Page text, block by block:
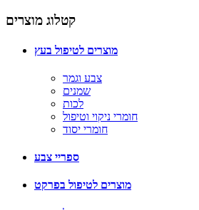
קטלוג מוצרים
מוצרים לטיפול בעץ
צבע וגמר
שמנים
לכות
חומרי ניקוי וטיפול
חומרי יסוד
ספריי צבע
מוצרים לטיפול בפרקט